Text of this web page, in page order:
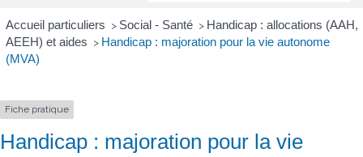
Accueil particuliers > Social - Santé > Handicap : allocations (AAH,
AEEH) et aides > Handicap : majoration pour la vie autonome
(MVA)
Fiche pratique
Handicap : majoration pour la vie